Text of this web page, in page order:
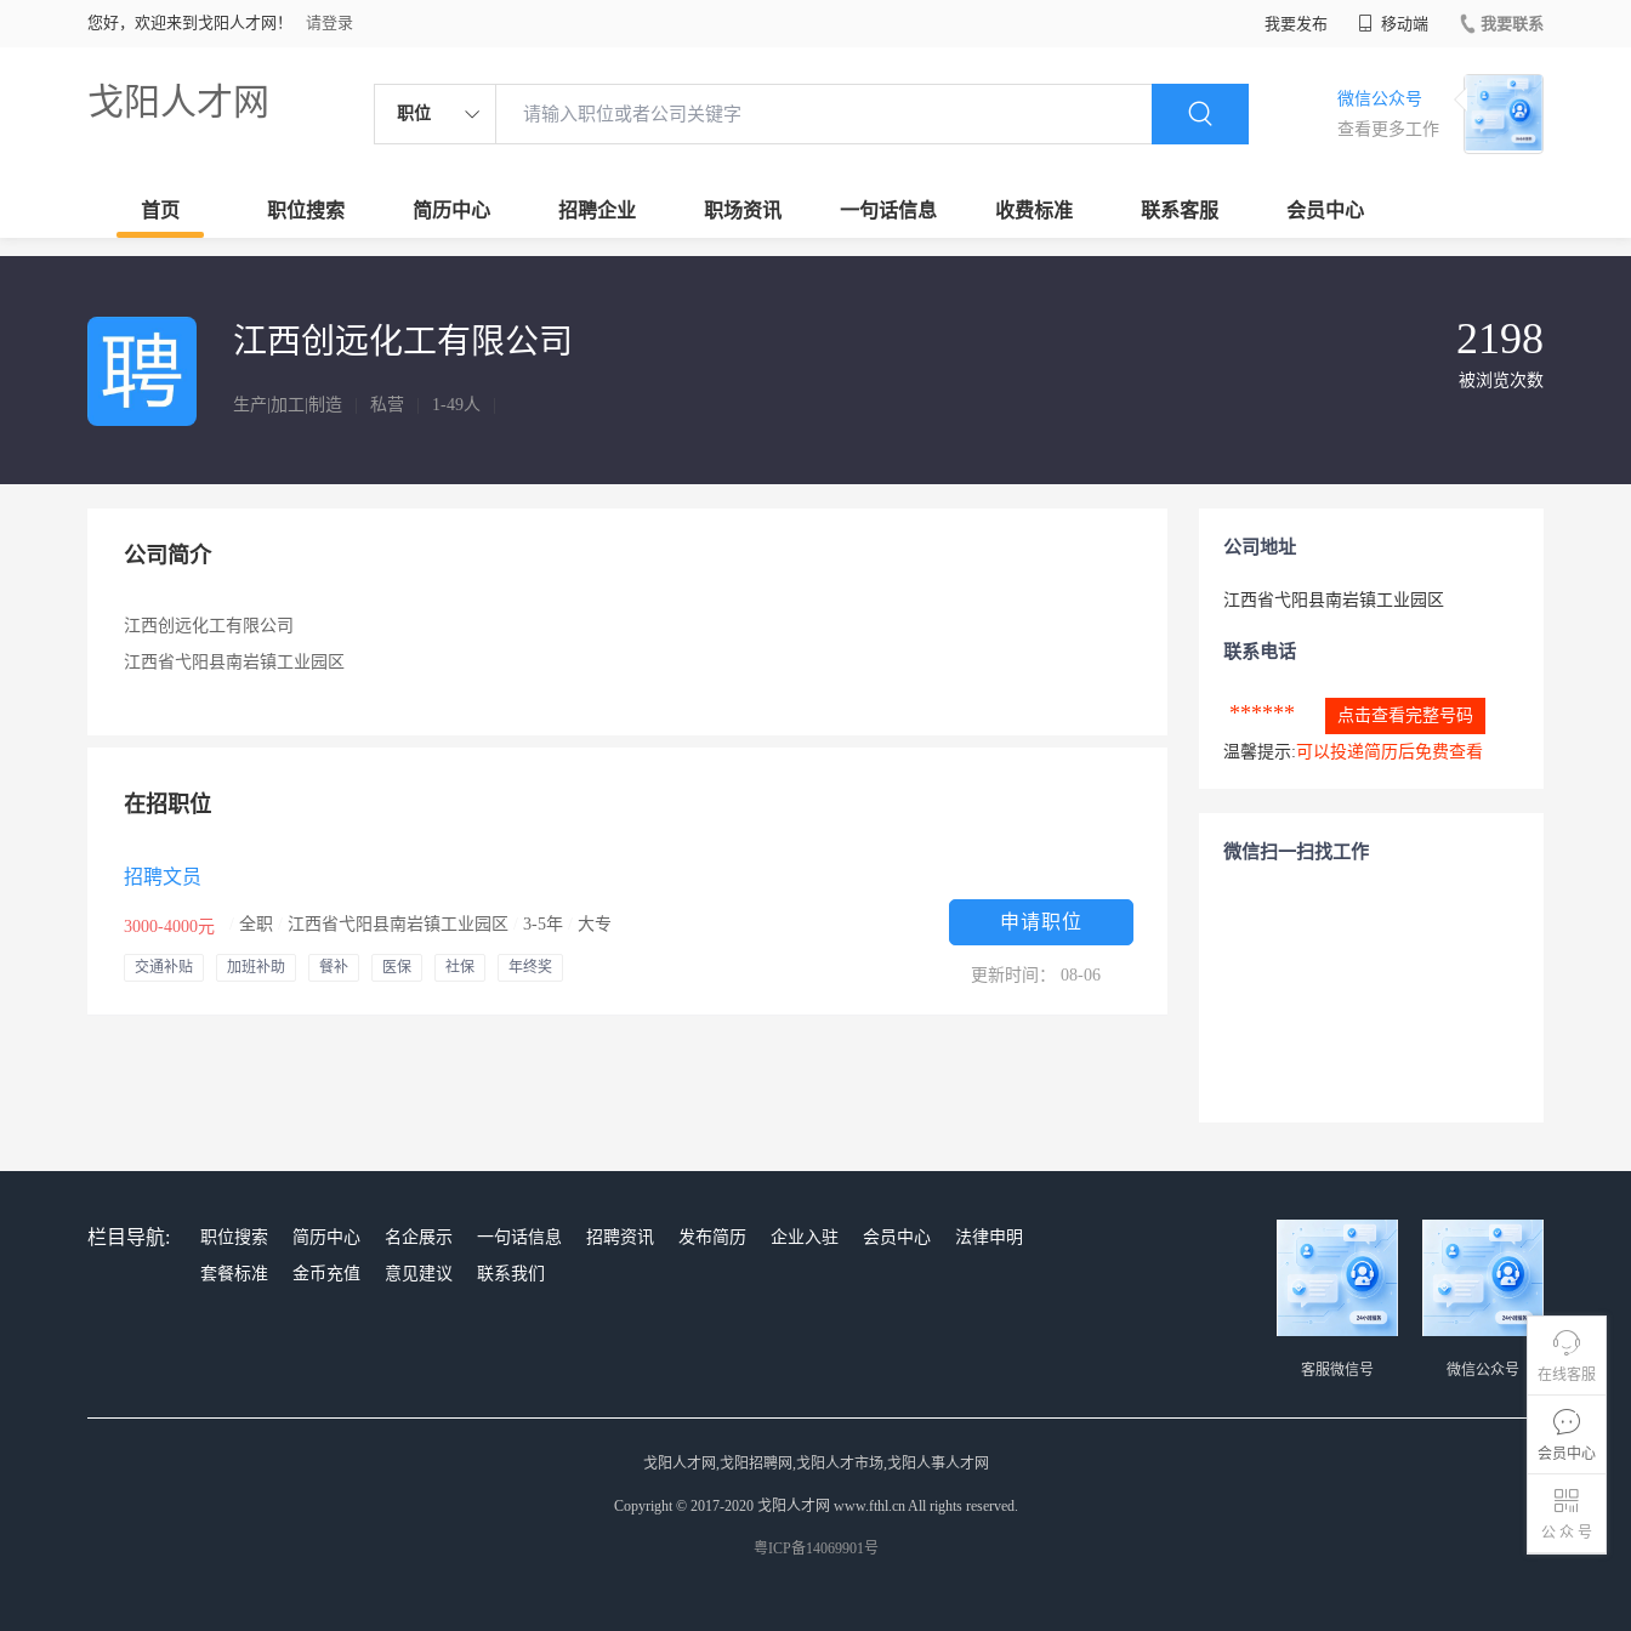
您好，欢迎来到戈阳人才网！ 请登录 我要发布 移动端 我要联系
戈阳人才网 职位
微信公众号
查看更多工作
首页 职位搜索 简历中心 招聘企业 职场资讯 一句话信息 收费标准 联系客服 会员中心
在线客服
会员中心
公 众 号
江西创远化工有限公司
生产|加工|制造 私营 1-49人
2198
被浏览次数
公司简介
江西创远化工有限公司
江西省弋阳县南岩镇工业园区
在招职位
招聘文员
3000-4000元 全职 江西省弋阳县南岩镇工业园区 3-5年 大专
交通补贴 加班补助 餐补 医保 社保 年终奖
申请职位
更新时间： 08-06
公司地址
江西省弋阳县南岩镇工业园区
联系电话
******
点击查看完整号码
温馨提示: 可以投递简历后免费查看
微信扫一扫找工作
栏目导航: 职位搜索 简历中心 名企展示 一句话信息 招聘资讯 发布简历 企业入驻 会员中心
法律申明
套餐标准
金币充值 意见建议 联系我们
微信公众号
客服微信号
戈阳人才网,戈阳招聘网,戈阳人才市场,戈阳人事人才网
Copyright © 2017-2020 戈阳人才网 www.fthl.cn All rights reserved.
粤ICP备14069901号